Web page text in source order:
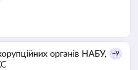
органів НАБУ,
+9